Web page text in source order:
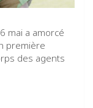
mai a amorcé
première
des agents